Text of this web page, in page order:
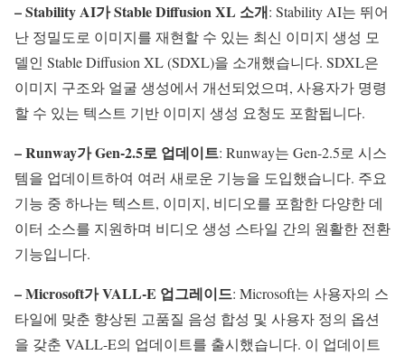
– Stability AI가 Stable Diffusion XL 소개: Stability AI는 뛰어
난 정밀도로 이미지를 재현할 수 있는 최신 이미지 생성 모
델인 Stable Diffusion XL (SDXL)을 소개했습니다. SDXL은
이미지 구조와 얼굴 생성에서 개선되었으며, 사용자가 명령
할 수 있는 텍스트 기반 이미지 생성 요청도 포함됩니다.
– Runway가 Gen-2.5로 업데이트: Runway는 Gen-2.5로 시스
템을 업데이트하여 여러 새로운 기능을 도입했습니다. 주요
기능 중 하나는 텍스트, 이미지, 비디오를 포함한 다양한 데
이터 소스를 지원하며 비디오 생성 스타일 간의 원활한 전환
기능입니다.
– Microsoft가 VALL-E 업그레이드: Microsoft는 사용자의 스
타일에 맞춘 향상된 고품질 음성 합성 및 사용자 정의 옵션
을 갖춘 VALL-E의 업데이트를 출시했습니다. 이 업데이트